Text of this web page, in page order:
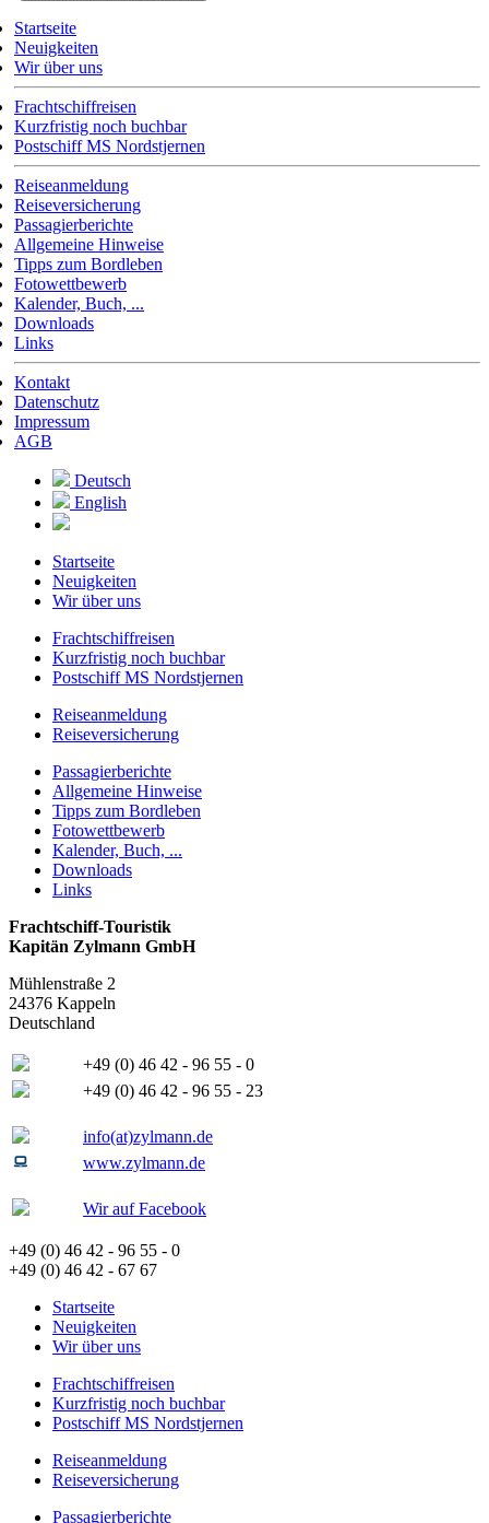
Startseite
Neuigkeiten
Wir über uns
Frachtschiffreisen
Kurzfristig noch buchbar
Postschiff MS Nordstjernen
Reiseanmeldung
Reiseversicherung
Passagierberichte
Allgemeine Hinweise
Tipps zum Bordleben
Fotowettbewerb
Kalender, Buch, ...
Downloads
Links
Kontakt
Datenschutz
Impressum
AGB
Deutsch
English
Startseite
Neuigkeiten
Wir über uns
Frachtschiffreisen
Kurzfristig noch buchbar
Postschiff MS Nordstjernen
Reiseanmeldung
Reiseversicherung
Passagierberichte
Allgemeine Hinweise
Tipps zum Bordleben
Fotowettbewerb
Kalender, Buch, ...
Downloads
Links
Frachtschiff-Touristik
Kapitän Zylmann GmbH
Mühlenstraße 2
24376 Kappeln
Deutschland
+49 (0) 46 42 - 96 55 - 0
+49 (0) 46 42 - 96 55 - 23
info(at)zylmann.de
www.zylmann.de
Wir auf Facebook
+49 (0) 46 42 - 96 55 - 0
+49 (0) 46 42 - 67 67
Startseite
Neuigkeiten
Wir über uns
Frachtschiffreisen
Kurzfristig noch buchbar
Postschiff MS Nordstjernen
Reiseanmeldung
Reiseversicherung
Passagierberichte